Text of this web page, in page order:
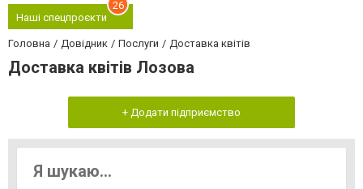
Наші спецпроєкти
26
Головна Довідник Послуги Доставка квітів
Доставка квітів Лозова
+ Додати підприємство